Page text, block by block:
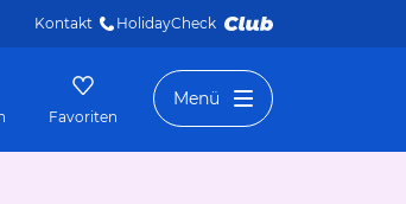
Kontakt HolidayCheck
Favoriten
Menü